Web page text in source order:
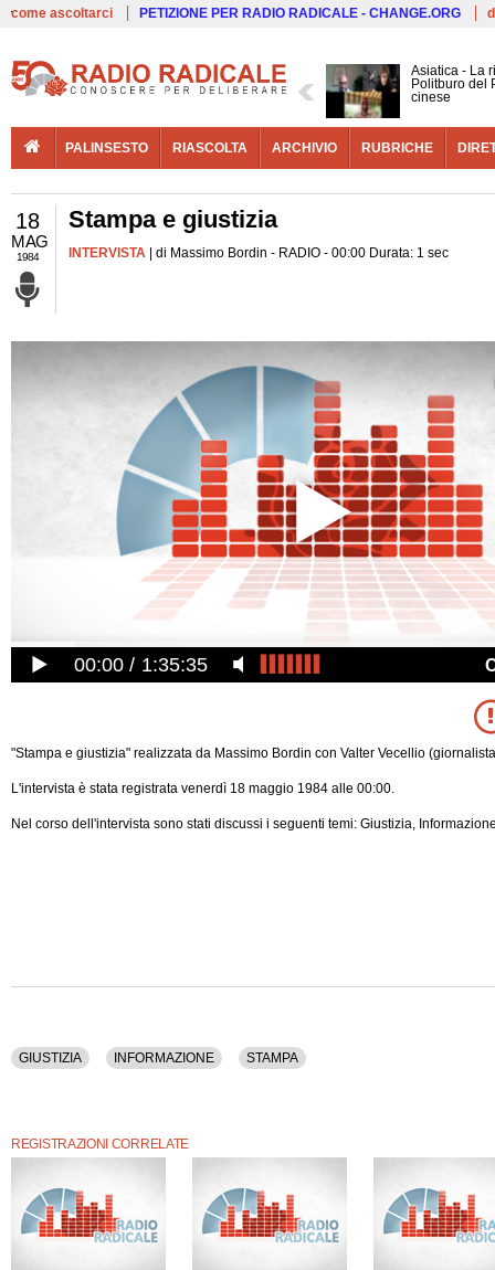
come ascoltarci PETIZIONE PER RADIO RADICALE - CHANGE.ORG
Asiatica - La
Politburo del
cinese
PALINSESTO RIASCOLTA ARCHIVIO RUBRICHE
18
MAG
1984
Stampa e giustizia
INTERVISTA | di Massimo Bordin - RADIO - 00:00 Durata: 1 sec
00:00 1:35:35
"Stampa e giustizia" realizzata da Massimo Bordin con Valter Vecellio
L'intervista è stata registrata venerdì 18 maggio 1984 alle 00:00.
Nel corso dell'intervista sono stati discussi i seguenti temi: Giustizia,
GIUSTIZIA INFORMAZIONE STAMPA
REGISTRAZIONI CORRELATE